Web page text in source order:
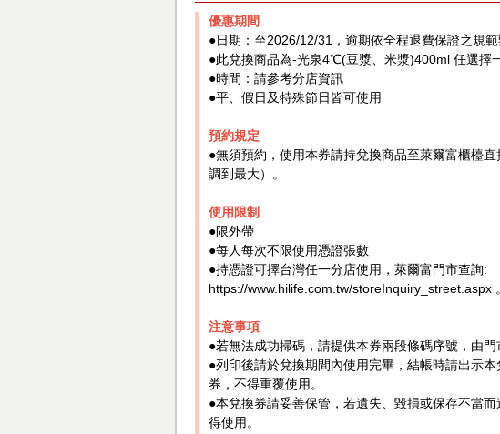
優惠期間
●日期：至2026/12/31，逾期依全程退費保證之規範
●此兌換商品為-光泉4℃(豆漿、米漿)400ml 任選擇
●時間：請參考分店資訊
●平、假日及特殊節日皆可使用
預約規定
●無須預約，使用本券請持兌換商品至萊爾富櫃檯
調到最大）。
使用限制
●限外帶
●每人每次不限使用憑證張數
●持憑證可擇台灣任一分店使用，萊爾富門市查詢:
https://www.hilife.com.tw/storeInquiry_street.aspx 。
注意事項
●若無法成功掃碼，請提供本券兩段條碼序號，由門
●列印後請於兌換期間內使用完畢，結帳時請出示
券，不得重覆使用。
●本兌換券請妥善保管，若遺失、毀損或保存不當
得使用。